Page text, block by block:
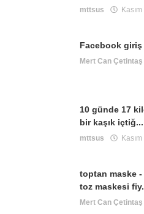
mttsus
Facebook giriş
Mert Can Çetintaş
10 günde 17
bir kaşık içtiğ...
mttsus
toptan maske
toz maskesi
Mert Can Çetintaş